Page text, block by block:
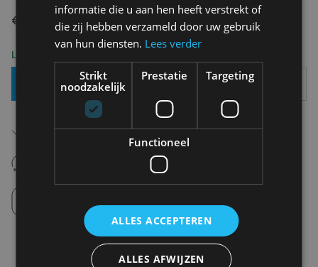
€ 11,95
Levering 2-3 Werkdagen
Toevoegen Aan Mandje
Afhalen in de winkel tussen 10u-18u.
informatie die u aan hen heeft verstrekt of
die zij hebben verzameld door uw gebruik
van hun diensten. Lees verder
Strikt
noodzakelijk
Prestatie Targeting
Functioneel
ALLES ACCEPTEREN
ALLES AFWIJZEN